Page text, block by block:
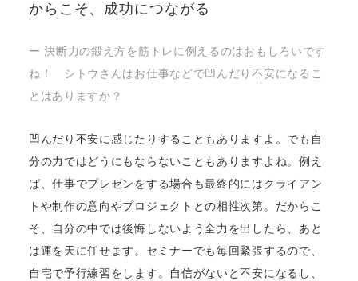
からこそ、成功につながる
ー 決断力の鍛え方を筋トレに例えるのはおもしろいです
ね！ シトウさんはお仕事などで凹んだり不安になるこ
とはありますか？
凹んだり不安に感じたりすることもありますよ。でも自
分の力ではどうにもならないこともありますよね。例え
ば、仕事でプレゼンをする場合も最終的にはクライアン
トや制作の意向やプロジェクトとの相性次第。だからこ
そ、自分の中では後悔しないよう全力を出したら、あと
は運を天に任せます。セミナーでも毎回緊張するので、
自宅で予行練習をします。自信がないと不安になるし、